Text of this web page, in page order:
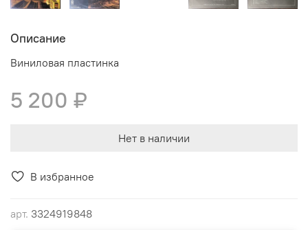
В избранное
арт. 3324919848
Описание
Виниловая пластинка
5 200 ₽
Нет в наличии